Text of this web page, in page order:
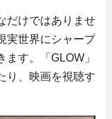
だけではありませ
実世界にシャープ
す。「GLOW」
り、映画を視聴す